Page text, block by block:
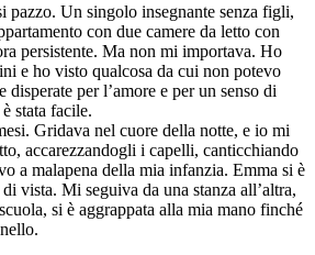
pazzo. Un singolo insegnante senza figli,
con due camere da letto con
persistente. Ma non mi importava. Ho
e ho visto qualcosa da cui non potevo
per l’amore e per un senso di
stata facile.
Gridava nel cuore della notte, e io mi
accarezzandogli i capelli, canticchiando
a malapena della mia infanzia. Emma si è
vista. Mi seguiva da una stanza all’altra,
si è aggrappata alla mia mano finché